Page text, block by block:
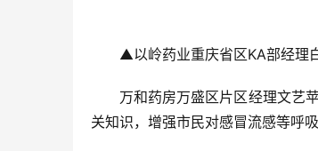
▲以岭药业重庆省区KA部经理
万和药房万盛区片区经理文艺
关知识，增强市民对感冒流感等呼